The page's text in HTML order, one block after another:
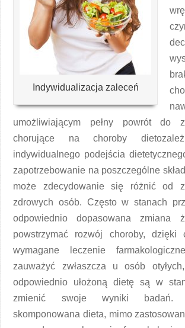
Indywidualizacja zaleceń
umożliwiającym pełny powrót do
chorujące na choroby
indywidualnego podejścia
zapotrzebowanie na poszczególne
może zdecydowanie się różnić od
zdrowych osób. Często w stanach
odpowiednio dopasowana zmiana
powstrzymać rozwój choroby,
wymagane leczenie
zauważyć zwłaszcza u osób
odpowiednio ułożoną dietę są w
zmienić swoje wyniki badań.
skomponowana dieta, mimo